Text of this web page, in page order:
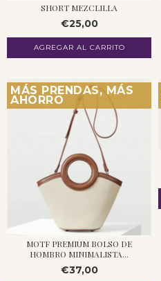
SHORT MEZCLILLA
€25,00
AGREGAR AL CARRITO
MÁS PRENDAS, MÁS
AHORRO
MOTF PREMIUM BOLSO DE
HOMBRO MINIMALISTA...
€37,00